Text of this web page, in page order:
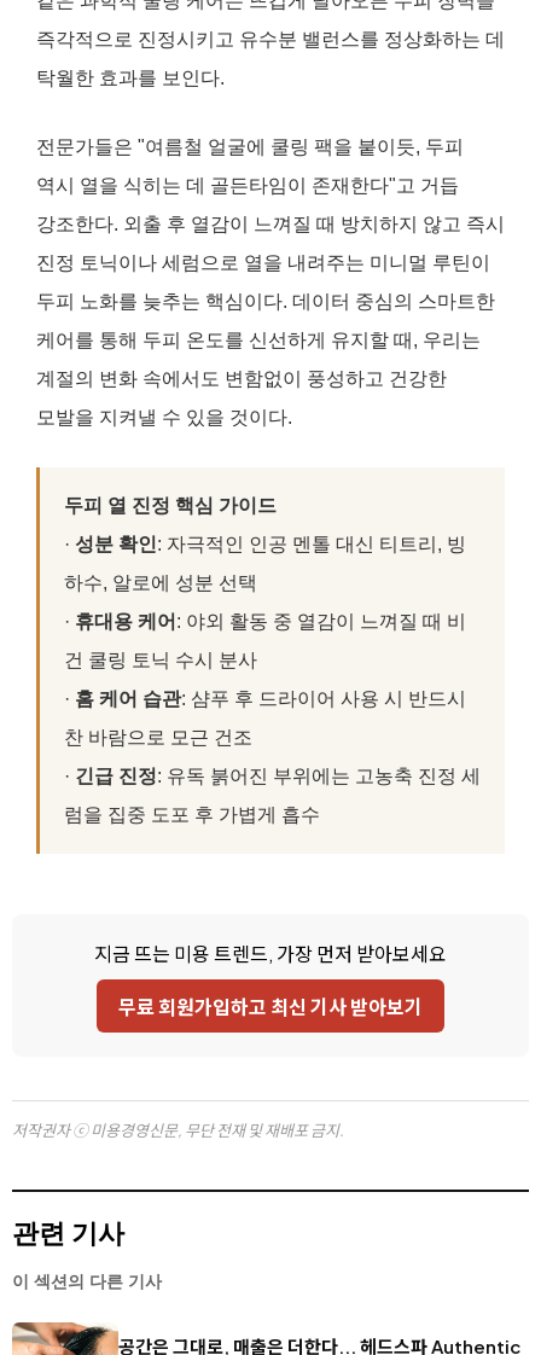
즉각적으로 진정시키고 유수분 밸런스를 정상화하는 데
탁월한 효과를 보인다.
전문가들은 "여름철 얼굴에 쿨링 팩을 붙이듯, 두피
역시 열을 식히는 데 골든타임이 존재한다"고 거듭
강조한다. 외출 후 열감이 느껴질 때 방치하지 않고 즉시
진정 토닉이나 세럼으로 열을 내려주는 미니멀 루틴이
두피 노화를 늦추는 핵심이다. 데이터 중심의 스마트한
케어를 통해 두피 온도를 신선하게 유지할 때, 우리는
계절의 변화 속에서도 변함없이 풍성하고 건강한
모발을 지켜낼 수 있을 것이다.
두피 열 진정 핵심 가이드
· 성분 확인: 자극적인 인공 멘톨 대신 티트리, 빙
하수, 알로에 성분 선택
· 휴대용 케어 : 야외 활동 중 열감이 느껴질 때 비
건 쿨링 토닉 수시 분사
· 홈 케어 습관: 샴푸 후 드라이어 사용 시 반드시
찬 바람으로 모근 건조
· 긴급 진정: 유독 붉어진 부위에는 고농축 진정 세
럼을 집중 도포 후 가볍게 흡수
지금 뜨는 미용 트렌드, 가장 먼저 받아보세요
무료 회원가입하고 최신 기사 받아보기
저작권자 ⓒ 미용경영신문, 무단 전재 및 재배포 금지.
관련 기사
이 섹션의 다른 기사
공간은 그대로, 매출은 더한다... 헤드스파 Authentic